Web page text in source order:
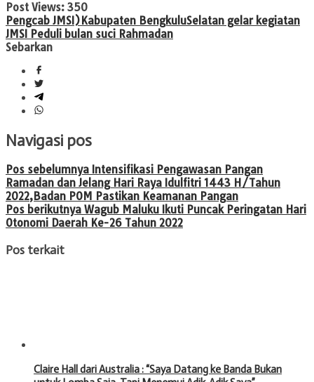
Post Views: 350
Pengcab JMSI)Kabupaten BengkuluSelatan gelar kegiatan
JMSI Peduli bulan suci Rahmadan
Sebarkan
Navigasi pos
Pos sebelumnya Intensifikasi Pengawasan Pangan
Ramadan dan Jelang Hari Raya Idulfitri 1443 H/Tahun
2022,Badan POM Pastikan Keamanan Pangan
Pos berikutnya Wagub Maluku Ikuti Puncak Peringatan Hari
Otonomi Daerah Ke-26 Tahun 2022
Pos terkait
Claire Hall dari Australia : “Saya Datang ke Banda Bukan